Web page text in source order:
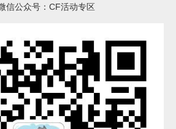
信公众号：CF活动专区